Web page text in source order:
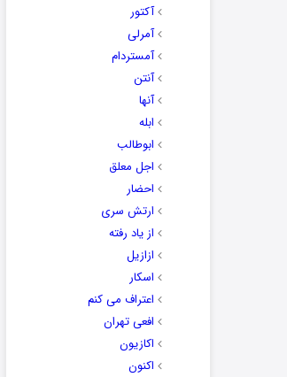
آکتور
آمرلی
آمستردام
آنتن
آنها
ابله
ابوطالب
اجل معلق
احضار
ارتش سری
از یاد رفته
ازازیل
اسکار
اعتراف می کنم
افعی تهران
اکازیون
اکنون